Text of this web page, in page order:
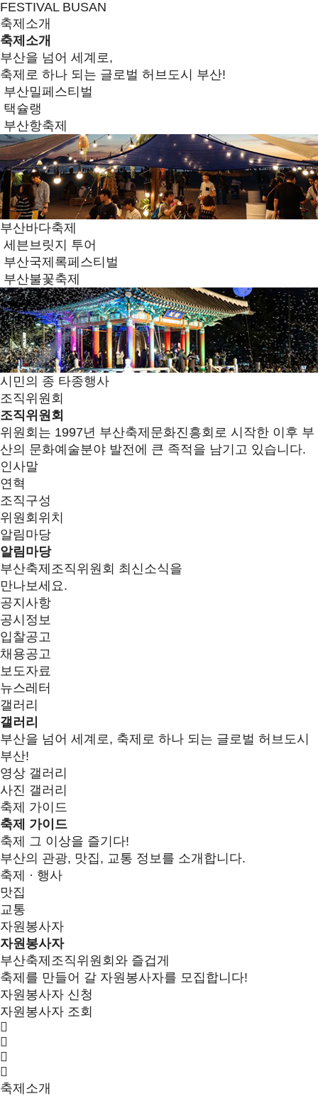
FESTIVAL BUSAN
축제소개
축제소개
부산을 넘어 세계로,
축제로 하나 되는 글로벌 허브도시 부산!
부산밀페스티벌
택슐랭
부산항축제
부산바다축제
세븐브릿지 투어
부산국제록페스티벌
부산불꽃축제
시민의 종 타종행사
조직위원회
조직위원회
위원회는 1997년 부산축제문화진흥회로 시작한 이후 부
산의 문화예술분야 발전에 큰 족적을 남기고 있습니다.
인사말
연혁
조직구성
위원회위치
알림마당
알림마당
부산축제조직위원회 최신소식을
만나보세요.
공지사항
공시정보
입찰공고
채용공고
보도자료
뉴스레터
갤러리
갤러리
부산을 넘어 세계로, 축제로 하나 되는 글로벌 허브도시
부산!
영상 갤러리
사진 갤러리
축제 가이드
축제 가이드
축제 그 이상을 즐기다!
부산의 관광, 맛집, 교통 정보를 소개합니다.
축제 · 행사
맛집
교통
자원봉사자
자원봉사자
부산축제조직위원회와 즐겁게
축제를 만들어 갈 자원봉사자를 모집합니다!
자원봉사자 신청
자원봉사자 조회
축제소개